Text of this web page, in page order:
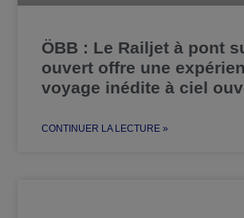
ÖBB : Le Railjet à pont
ouvert offre une
voyage inédite à ciel
CONTINUER LA LECTURE »